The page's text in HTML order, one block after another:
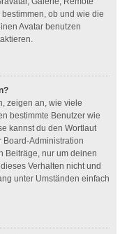
ob und wie die
Avatar benutzen
zeigen an, wie viele
bestimmte Benutzer wie
kannst du den Wortlaut
Board-Administration
Beiträge, nur um deinen
Verhalten nicht und
unter Umständen einfach